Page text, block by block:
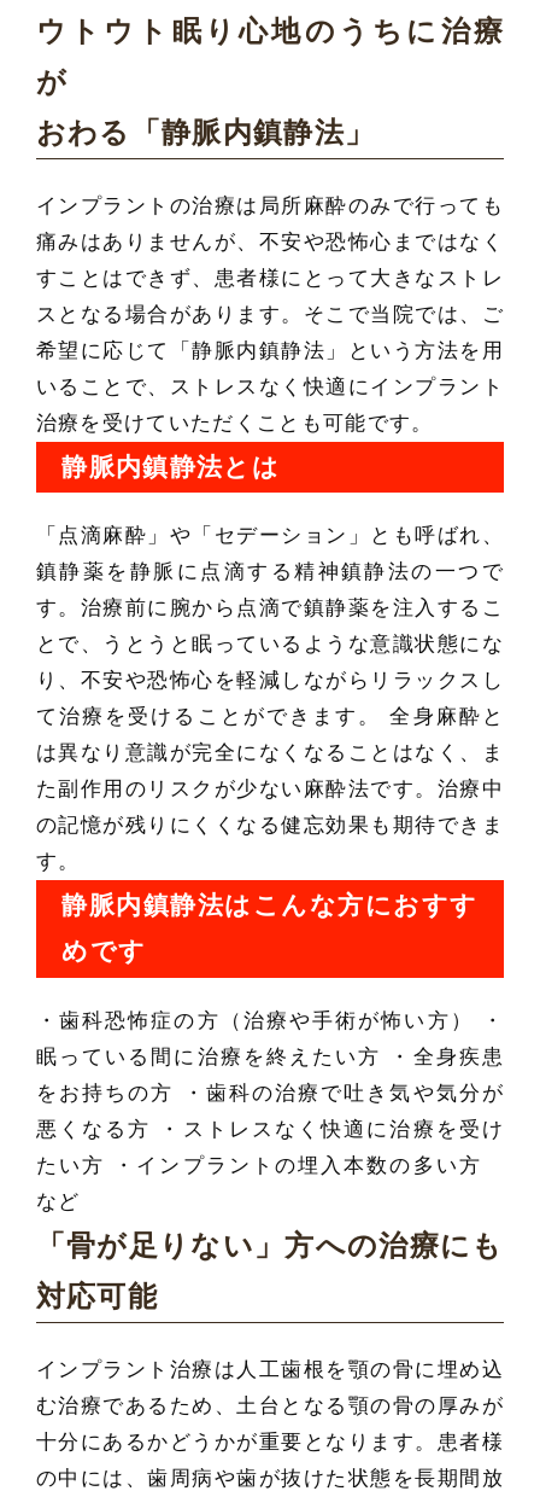
ウトウト眠り心地のうちに治療
が
おわる「静脈内鎮静法」
インプラントの治療は局所麻酔のみで行っても
痛みはありませんが、不安や恐怖心まではなく
すことはできず、患者様にとって大きなストレ
スとなる場合があります。そこで当院では、ご
希望に応じて「静脈内鎮静法」という方法を用
いることで、ストレスなく快適にインプラント
治療を受けていただくことも可能です。
静脈内鎮静法とは
「点滴麻酔」や「セデーション」とも呼ばれ、
鎮静薬を静脈に点滴する精神鎮静法の一つで
す。治療前に腕から点滴で鎮静薬を注入するこ
とで、うとうと眠っているような意識状態にな
り、不安や恐怖心を軽減しながらリラックスし
て治療を受けることができます。 全身麻酔と
は異なり意識が完全になくなることはなく、ま
た副作用のリスクが少ない麻酔法です。治療中
の記憶が残りにくくなる健忘効果も期待できま
す。
静脈内鎮静法はこんな方におすす
めです
・歯科恐怖症の方（治療や手術が怖い方） ・
眠っている間に治療を終えたい方 ・全身疾患
をお持ちの方 ・歯科の治療で吐き気や気分が
悪くなる方 ・ストレスなく快適に治療を受け
たい方 ・インプラントの埋入本数の多い方
など
「骨が足りない」方への治療にも
対応可能
インプラント治療は人工歯根を顎の骨に埋め込
む治療であるため、土台となる顎の骨の厚みが
十分にあるかどうかが重要となります。患者様
の中には、歯周病や歯が抜けた状態を長期間放